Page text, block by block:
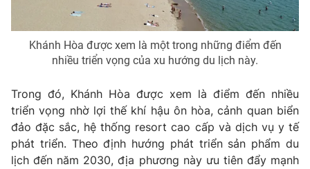
Ðiện thoại Thời báo VTV:
024.66 897 897
Liên hệ quảng cáo:024-7300.7108
Khánh Hòa được xem là một trong những điểm đến
nhiều triển vọng của xu hướng du lịch này.
Trong đó, Khánh Hòa được xem là điểm đến nhiều
triển vọng nhờ lợi thế khí hậu ôn hòa, cảnh quan biển
đảo đặc sắc, hệ thống resort cao cấp và dịch vụ y tế
phát triển. Theo định hướng phát triển sản phẩm du
lịch đến năm 2030, địa phương này ưu tiên đẩy mạnh